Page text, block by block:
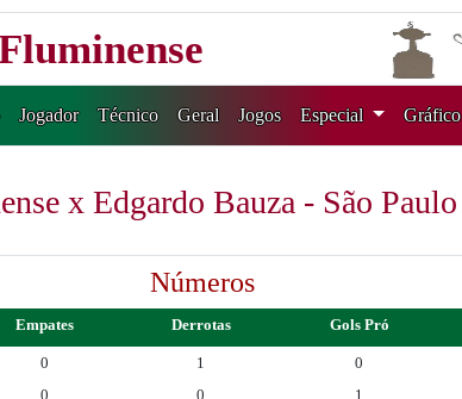
Jogador Técnico Geral Jogos Especial Gráfico
x Edgardo Bauza - São Paulo
Números
Empates Derrotas Gols Pró
0 1 0
0 0 1